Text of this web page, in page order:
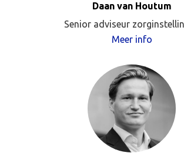
Daan van Houtum
Senior adviseur
Meer info